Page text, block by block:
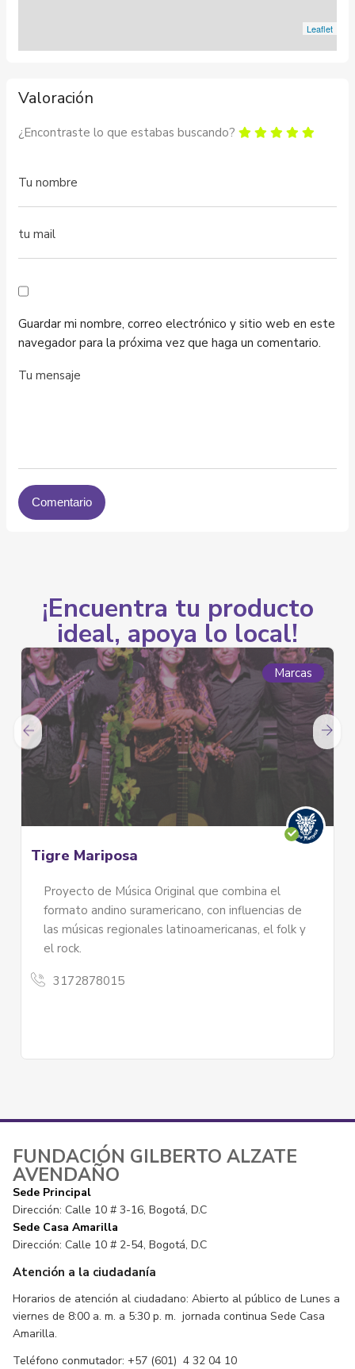
Leaflet
Valoración
¿Encontraste lo que estabas buscando?
Guardar mi nombre, correo electrónico y sitio web en este
navegador para la próxima vez que haga un comentario.
¡Encuentra tu producto
ideal, apoya lo local!
Marcas
Tigre Mariposa
Proyecto de Música Original que combina el
formato andino suramericano, con influencias de
las músicas regionales latinoamericanas, el folk y
el rock.
3172878015
FUNDACIÓN GILBERTO ALZATE
AVENDAÑO
Sede Principal
Dirección: Calle 10 # 3-16, Bogotá, D.C
Sede Casa Amarilla
Dirección: Calle 10 # 2-54, Bogotá, D.C
Atención a la ciudadanía
Horarios de atención al ciudadano: Abierto al público de Lunes a
viernes de 8:00 a. m. a 5:30 p. m. jornada continua Sede Casa
Amarilla.
Teléfono conmutador: +57 (601) 4 32 04 10